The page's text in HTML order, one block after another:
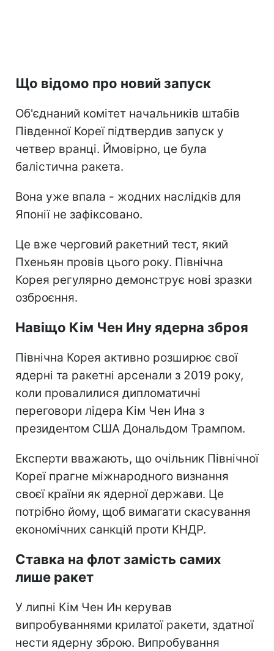
Що відомо про новий запуск
Об'єднаний комітет начальників штабів
Південної Кореї підтвердив запуск у
четвер вранці. Ймовірно, це була
балістична ракета.
Вона уже впала - жодних наслідків для
Японії не зафіксовано.
Це вже черговий ракетний тест, який
Пхеньян провів цього року. Північна
Корея регулярно демонструє нові зразки
озброєння.
Навіщо Кім Чен Ину ядерна зброя
Північна Корея активно розширює свої
ядерні та ракетні арсенали з 2019 року,
коли провалилися дипломатичні
переговори лідера Кім Чен Ина з
президентом США Дональдом Трампом.
Експерти вважають, що очільник Північної
Кореї прагне міжнародного визнання
своєї країни як ядерної держави. Це
потрібно йому, щоб вимагати скасування
економічних санкцій проти КНДР.
Ставка на флот замість самих
лише ракет
У липні Кім Чен Ин керував
випробуваннями крилатої ракети, здатної
нести ядерну зброю. Випробування